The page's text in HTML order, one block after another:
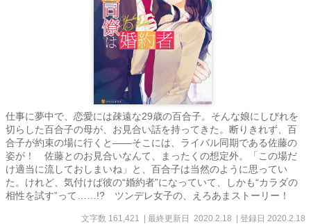
仕事に夢中で、恋愛には疎遠な29歳の百合子。そんな娘にしびれを
切らした百合子の母が、お見合い話を持ってきた。断りきれず、百
合子が約束の場に行くと――そこには、ライバル同期である佐藤の
姿が！ 佐藤とのお見合いなんて、まったくの想定外。「この場だ
け適当に流しておしまいね」と、百合子は当然のように思ってい
た。けれど、気付けば彼の“婚約者”になっていて、しかも“カラダの
相性を試す”って……!? ツンデレ女子の、えろあまストーリー！
文字数 161,421 | 最終更新日 2020.2.18 | 登録日 2020.2.18